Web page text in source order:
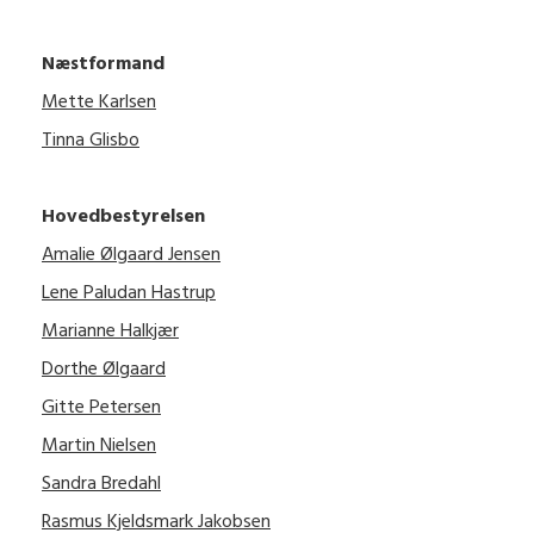
Næstformand
Mette Karlsen
Tinna Glisbo
Hovedbestyrelsen
Amalie Ølgaard Jensen
Lene Paludan Hastrup
Marianne Halkjær
Dorthe Ølgaard
Gitte Petersen
Martin Nielsen
Sandra Bredahl
Rasmus Kjeldsmark Jakobsen